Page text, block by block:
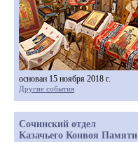
основан 15 ноября 2018 г.
Другие события
Сочинский отдел
Казачьего Конвоя Памяти